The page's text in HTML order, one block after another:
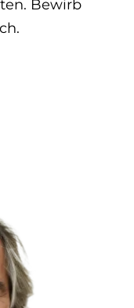
Bewirb